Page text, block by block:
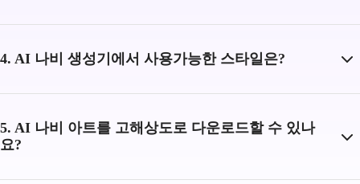
4. AI 나비 생성기에서 사용가능한 스타일은?
5. AI 나비 아트를 고해상도로 다운로드할 수 있나
요?